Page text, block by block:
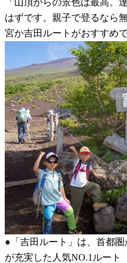
はずです。親子で登るなら
宮か吉田ルートがおすすめで
●「吉田ルート」は、首都
が充実した人気NO.1ルート